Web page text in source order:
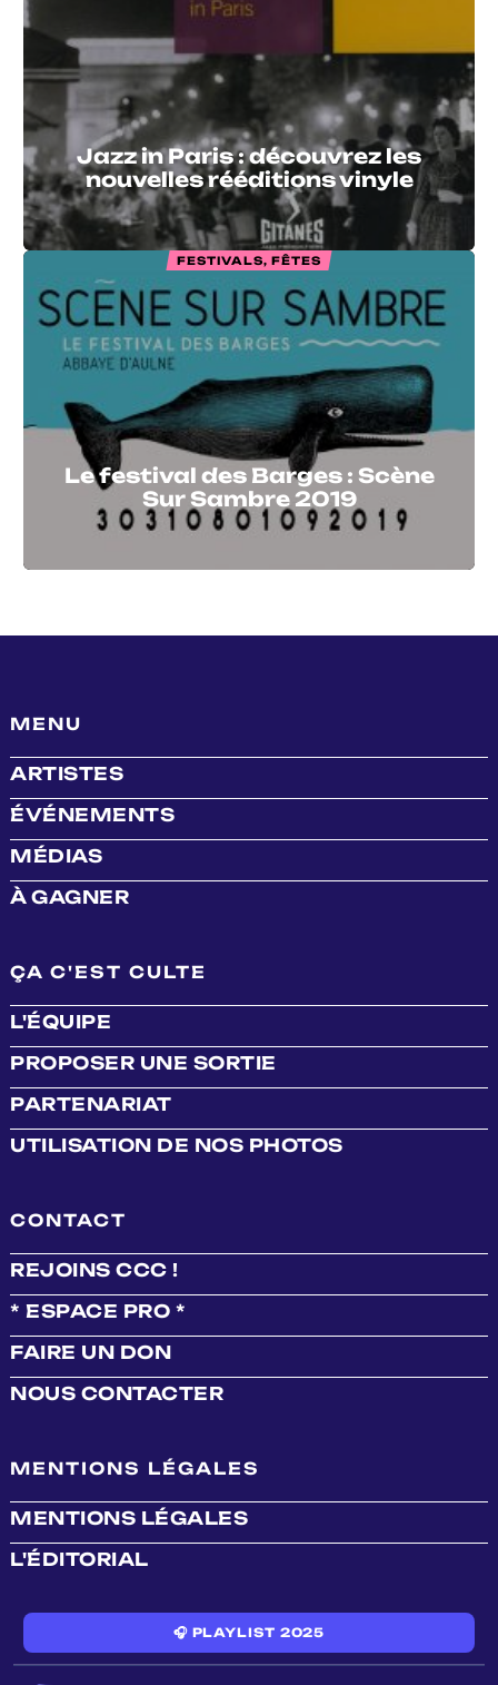
Jazz in Paris : découvrez les
nouvelles rééditions vinyle
FESTIVALS, FÊTES
Le festival des Barges : Scène
Sur Sambre 2019
MENU
ARTISTES
ÉVÉNEMENTS
MÉDIAS
À GAGNER
ÇA C'EST CULTE
L'ÉQUIPE
PROPOSER UNE SORTIE
PARTENARIAT
UTILISATION DE NOS PHOTOS
CONTACT
REJOINS CCC !
* ESPACE PRO *
FAIRE UN DON
NOUS CONTACTER
MENTIONS LÉGALES
MENTIONS LÉGALES
L'ÉDITORIAL
🎧 PLAYLIST 2025